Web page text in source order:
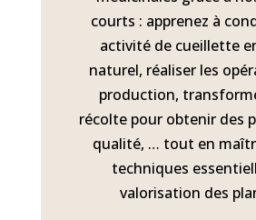
courts : apprenez à
activité de cueillette
naturel, réaliser les
production,
récolte pour obtenir des
qualité, … tout en
techniques
valorisation des